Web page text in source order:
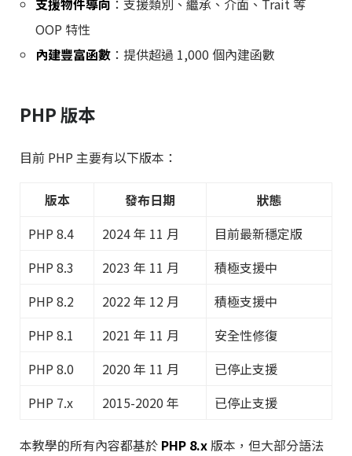
OOP 特性
內建豐富函數 ：提供超過 1,000 個內建函數
PHP 版本
目前 PHP 主要有以下版本：
版本 發布日期
狀態
PHP 8.4
2024 年 11 月
目前最新穩定版
PHP 8.3
2023 年 11 月
積極支援中
PHP 8.2
2022 年 12 月
積極支援中
PHP 8.1
2021 年 11 月
安全性修復
PHP 8.0
2020 年 11 月
已停止支援
PHP 7.x
2015-2020 年 已停止支援
本教學的所有內容都基於 PHP 8.x 版本，但大部分語法